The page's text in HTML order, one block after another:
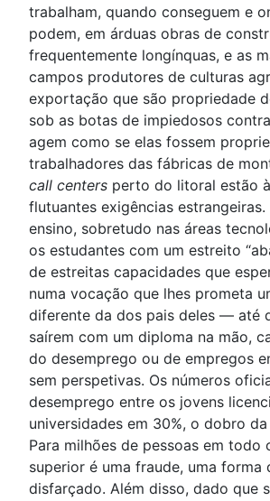
trabalham, quando conseguem e
podem, em árduas obras de
frequentemente longínquas, e as
campos produtores de culturas
exportação que são propriedade
sob as botas de impiedosos
agem como se elas fossem
trabalhadores das fábricas de
call centers perto do litoral estão
flutuantes exigências estrangeiras.
ensino, sobretudo nas áreas
os estudantes com um estreito
de estreitas capacidades que
numa vocação que lhes prometa
diferente da dos pais deles — até
saírem com um diploma na mão,
do desemprego ou de empregos
sem perspetivas. Os números
desemprego entre os jovens
universidades em 30%, o dobro
Para milhões de pessoas em todo
superior é uma fraude, uma forma
disfarçado. Além disso, dado que